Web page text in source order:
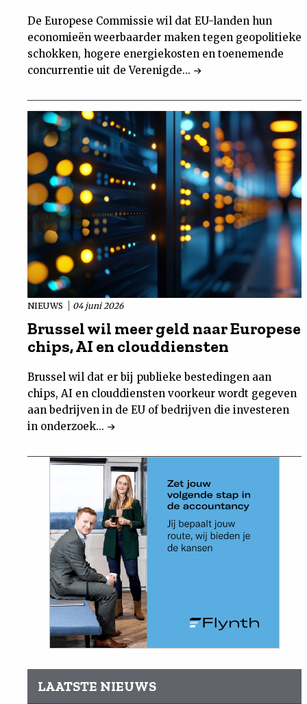
De Europese Commissie wil dat EU-landen hun
economieën weerbaarder maken tegen geopolitieke
schokken, hogere energiekosten en toenemende
concurrentie uit de Verenigde...
NIEUWS 04 juni 2026
Brussel wil meer geld naar Europese
chips, AI en clouddiensten
Brussel wil dat er bij publieke bestedingen aan
chips, AI en clouddiensten voorkeur wordt gegeven
aan bedrijven in de EU of bedrijven die investeren
in onderzoek...
LAATSTE NIEUWS